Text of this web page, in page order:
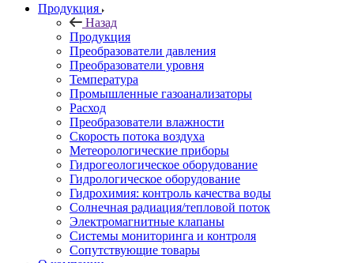
Продукция
Назад
Продукция
Преобразователи давления
Преобразователи уровня
Температура
Промышленные газоанализаторы
Расход
Преобразователи влажности
Скорость потока воздуха
Метеорологические приборы
Гидрогеологическое оборудование
Гидрологическое оборудование
Гидрохимия: контроль качества воды
Солнечная радиация/тепловой поток
Электромагнитные клапаны
Системы мониторинга и контроля
Сопутствующие товары